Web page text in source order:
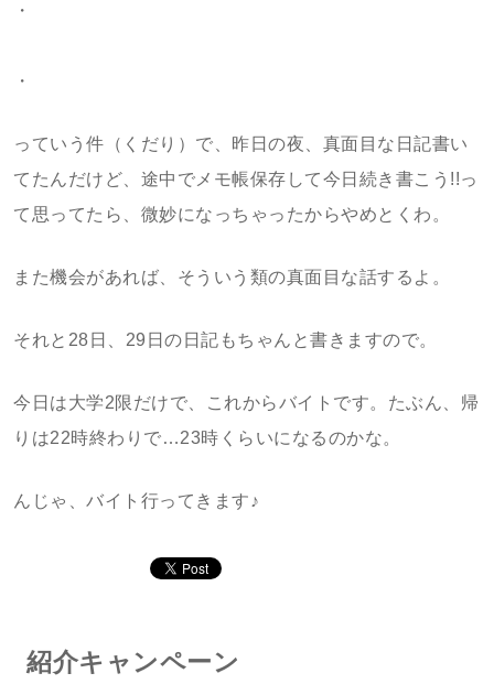
・
・
っていう件（くだり）で、昨日の夜、真面目な日記書い
てたんだけど、途中でメモ帳保存して今日続き書こう!!っ
て思ってたら、微妙になっちゃったからやめとくわ。
また機会があれば、そういう類の真面目な話するよ。
それと28日、29日の日記もちゃんと書きますので。
今日は大学2限だけで、これからバイトです。たぶん、帰
りは22時終わりで…23時くらいになるのかな。
んじゃ、バイト行ってきます♪
紹介キャンペーン